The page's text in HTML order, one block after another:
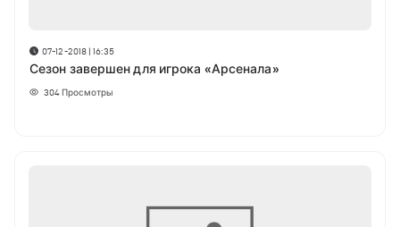
07-12-2018 | 16:35
Сезон завершен для игрока «Арсенала»
304 Просмотры